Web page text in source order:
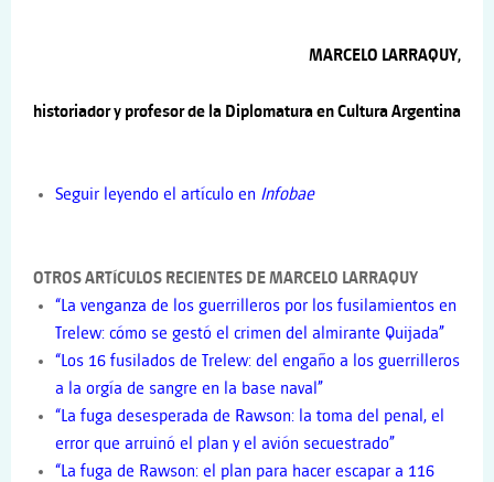
MARCELO LARRAQUY,
historiador y profesor de la Diplomatura en Cultura Argentina
Seguir leyendo el artículo en Infobae
OTROS ARTÍCULOS RECIENTES DE MARCELO LARRAQUY
“La venganza de los guerrilleros por los fusilamientos en
Trelew: cómo se gestó el crimen del almirante Quijada”
“Los 16 fusilados de Trelew: del engaño a los guerrilleros
a la orgía de sangre en la base naval”
“La fuga desesperada de Rawson: la toma del penal, el
error que arruinó el plan y el avión secuestrado”
“La fuga de Rawson: el plan para hacer escapar a 116